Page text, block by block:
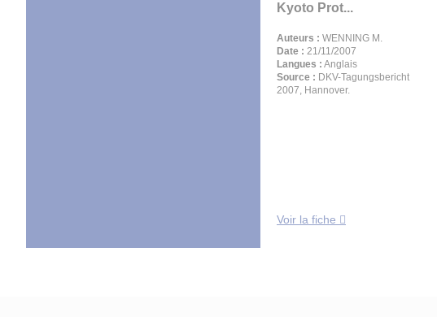
Kyoto Prot...
Auteurs : WENNING M.
Date : 21/11/2007
Langues : Anglais
Source : DKV-Tagungsbericht
2007, Hannover.
Voir la fiche